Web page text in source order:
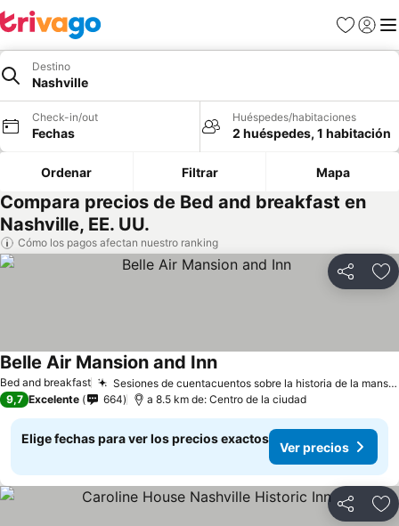
Favoritos
Iniciar
Destino
Nashville
Check-in/out
Fechas
Huéspedes/habitaciones
2 huéspedes, 1 habitación
Ordenar Filtrar Mapa
Compara precios de Bed and breakfast en
Nashville, EE. UU.
Cómo los pagos afectan nuestro ranking
Compartir
Bed and breakfast Sesiones de cuentacuentos sobre la historia de la mansión
Belle Air Mansion and Inn
9,7 Excelente 664 a 8.5 km de: Centro de la ciudad
Elige fechas para ver los precios exactos
Ver precios
Compartir